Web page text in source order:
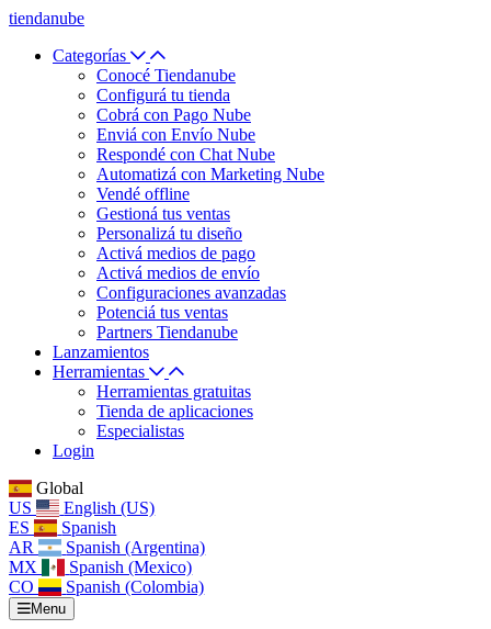
tiendanube
Categorías
Conocé Tiendanube
Configurá tu tienda
Cobrá con Pago Nube
Enviá con Envío Nube
Respondé con Chat Nube
Automatizá con Marketing Nube
Vendé offline
Gestioná tus ventas
Personalizá tu diseño
Activá medios de pago
Activá medios de envío
Configuraciones avanzadas
Potenciá tus ventas
Partners Tiendanube
Lanzamientos
Herramientas
Herramientas gratuitas
Tienda de aplicaciones
Especialistas
Login
Global
US
English (US)
ES
Spanish
AR
Spanish (Argentina)
MX
Spanish (Mexico)
CO
Spanish (Colombia)
Menu